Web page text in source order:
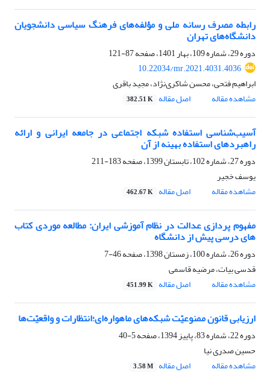
رابطه مصرف رسانه ملی و مؤلفه‌های فرهنگ سیاسی دانشجویان
دانشگاه‌های تهران
دوره 29، شماره 109، بهار 1401، صفحه
87-121
10.22034/mr.2021.4031.4036
ابراهیم فتحی، محسن شاکری‌نژاد، مجید باقری
مشاهده مقاله
اصل مقاله 382.51 K
آسیب‌شناسی استفاده شبکه اجتماعی در جامعه ایرانی و ارائه
راهبردهای استفاده بهینه از آن
دوره 27، شماره 102، تابستان 1399، صفحه
183-211
یوسف خجیر
مشاهده مقاله
اصل مقاله 462.67 K
مفهوم پردازی عدالت در نظام آموزشی ایران: مطالعه موردی کتاب
های درسی پیش از دانشگاه
دوره 26، شماره 100، زمستان 1398، صفحه
46-7
قدسی بیات، مرضیه قاسمی
مشاهده مقاله
اصل مقاله 451.99 K
ارزیابی قانون ممنوعیّت شبکه‌های ماهواره‌ای؛انتظارات و واقعیّت‌ها
دوره 22، شماره 83، پاییز 1394، صفحه
5-40
حسین صدری نیا
مشاهده مقاله
اصل مقاله 3.58 M